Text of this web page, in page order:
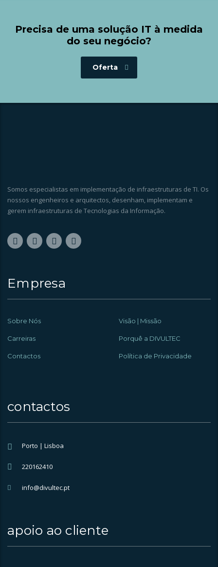
Precisa de uma solução IT à medida
do seu negócio?
Oferta
Somos especialistas em implementação de infraestruturas de TI. Os
nossos engenheiros e arquitectos, desenham, implementam e
gerem infraestruturas de Tecnologias da Informação.
Empresa
Sobre Nós Visão | Missão
Carreiras Porquê a DIVULTEC
Contactos Política de Privacidade
contactos
Porto | Lisboa
220162410
info@divultec.pt
apoio ao cliente